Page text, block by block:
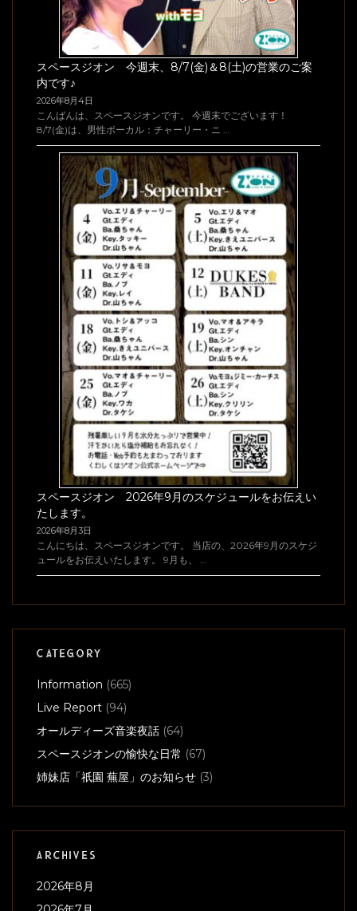
スペースジオン 今週末、8/7(金)＆8(土)の営業のご案
内です♪
2026年8月4日
こんばんは、スペースジオンです。 今週末でございます！
8/7(金)は、男性ボーカル：チャーリー・ニ …
スペースジオン 2026年9月のスケジュールをお伝えい
たします。
2026年8月3日
こんにちは、スペースジオンです。 当店の、2026年9月のスケジ
ュールをお伝えいたします。 9月も、 …
CATEGORY
Information (665)
Live Report (94)
オールディーズ音楽夜話 (64)
スペースジオンの愉快な日常 (67)
姉妹店「祇園 蕪屋」のお知らせ (3)
ARCHIVES
2026年8月